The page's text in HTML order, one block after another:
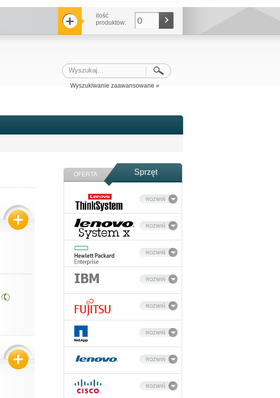
ilość
produktów:
0
Wyszukiwanie zaawansowane »
OFERTA Sprzęt
ROZWIŃ
ROZWIŃ
ROZWIŃ
ROZWIŃ
ROZWIŃ
ROZWIŃ
ROZWIŃ
ROZWIŃ